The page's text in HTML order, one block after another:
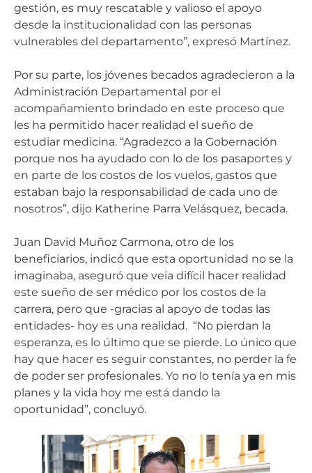
gestión, es muy rescatable y valioso el apoyo
desde la institucionalidad con las personas
vulnerables del departamento”, expresó Martínez.
Por su parte, los jóvenes becados agradecieron a la
Administración Departamental por el
acompañamiento brindado en este proceso que
les ha permitido hacer realidad el sueño de
estudiar medicina. “Agradezco a la Gobernación
porque nos ha ayudado con lo de los pasaportes y
en parte de los costos de los vuelos, gastos que
estaban bajo la responsabilidad de cada uno de
nosotros”, dijo Katherine Parra Velásquez, becada.
Juan David Muñoz Carmona, otro de los
beneficiarios, indicó que esta oportunidad no se la
imaginaba, aseguró que veía difícil hacer realidad
este sueño de ser médico por los costos de la
carrera, pero que -gracias al apoyo de todas las
entidades- hoy es una realidad. “No pierdan la
esperanza, es lo último que se pierde. Lo único que
hay que hacer es seguir constantes, no perder la fe
de poder ser profesionales. Yo no lo tenía ya en mis
planes y la vida hoy me está dando la
oportunidad”, concluyó.